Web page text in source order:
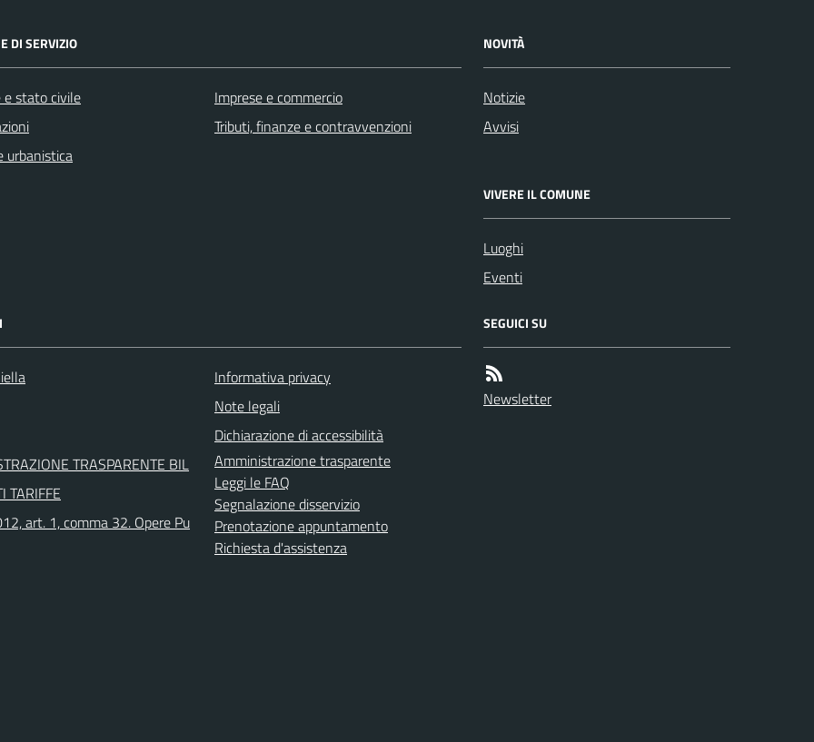
DI SERVIZIO
e stato civile
urbanistica
Imprese e commercio
Tributi, finanze e contravvenzioni
NOVITÀ
Notizie
Avvisi
VIVERE IL COMUNE
Luoghi
Eventi
TRASPARENTE BIL
TARIFFE
art. 1, comma 32. Opere Pu
Informativa privacy
Note legali
Dichiarazione di accessibilità
Amministrazione trasparente
Leggi le FAQ
Segnalazione disservizio
Prenotazione appuntamento
Richiesta d'assistenza
SEGUICI SU
Newsletter